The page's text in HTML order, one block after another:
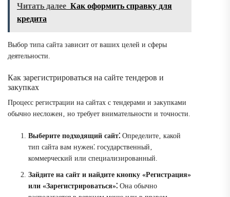
Читать далее Как оформить справку для
кредита
Выбор типа сайта зависит от ваших целей и сферы
деятельности.
Как зарегистрироваться на сайте тендеров и
закупках
Процесс регистрации на сайтах с тендерами и закупками
обычно несложен‚ но требует внимательности и точности.
Выберите подходящий сайт⁚ Определите‚ какой
тип сайта вам нужен⁚ государственный‚
коммерческий или специализированный.
Зайдите на сайт и найдите кнопку «Регистрация»
или «Зарегистрироваться»⁚ Она обычно